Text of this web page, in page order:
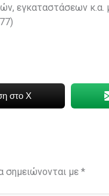
εγκαταστάσεων
στο X
σημειώνονται με *